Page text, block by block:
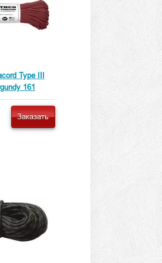
Type III
161
Заказать